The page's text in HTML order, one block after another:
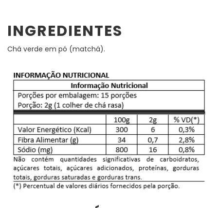
INGREDIENTES
Chá verde em pó (matchá).